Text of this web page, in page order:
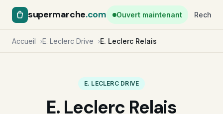
supermarche.com Ouvert maintenant
Accueil E. Leclerc Drive E. Leclerc Relais
E. LECLERC DRIVE
E. Leclerc Relais